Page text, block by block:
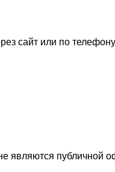
сайт или по
являются публичной